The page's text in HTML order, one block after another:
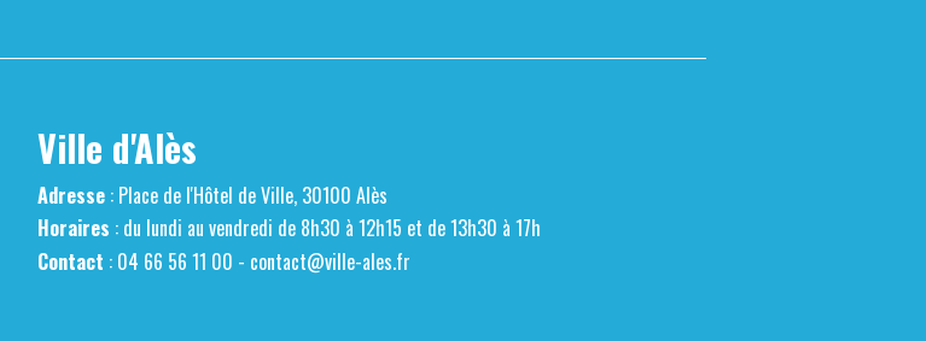
Ville d'Alès
Adresse: Place de l'Hôtel de Ville, 30100 Alès
Horaires : du lundi au vendredi de 8h30 à 12h15 et de 13h30 à 17h
Contact : 04 66 56 11 00 - contact@ville-ales.fr